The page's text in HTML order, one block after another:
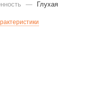
— Глухая